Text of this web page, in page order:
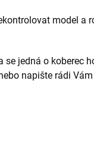
model a
se jedná o koberec
napište rádi